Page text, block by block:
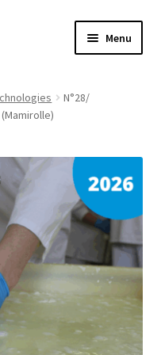
Menu
N°28/